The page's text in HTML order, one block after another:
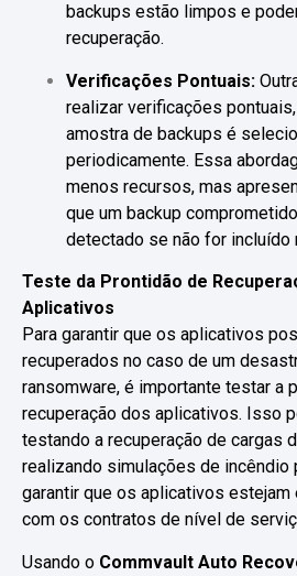
backups estão limpos e
recuperação.
Verificações Pontuais:
realizar verificações
amostra de backups é
periodicamente. Essa
menos recursos, mas
que um backup
detectado se não for incluído
Teste da Prontidão de
Aplicativos
Para garantir que os aplicativos
recuperados no caso de um
ransomware, é importante testar a
recuperação dos aplicativos. Isso
testando a recuperação de cargas
realizando simulações de incêndio
garantir que os aplicativos
com os contratos de nível de
Usando o Commvault Auto